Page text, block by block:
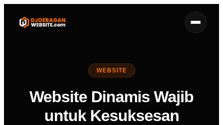
WEBSITE
Website Dinamis Wajib
untuk Kesuksesan